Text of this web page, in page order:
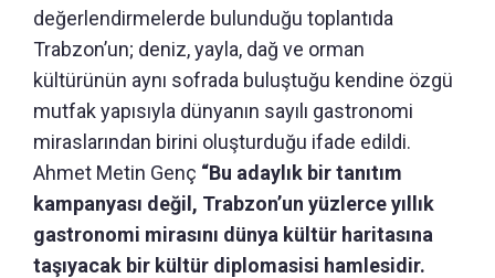
değerlendirmelerde bulunduğu toplantıda
Trabzon’un; deniz, yayla, dağ ve orman
kültürünün aynı sofrada buluştuğu kendine özgü
mutfak yapısıyla dünyanın sayılı gastronomi
miraslarından birini oluşturduğu ifade edildi.
Ahmet Metin Genç “Bu adaylık bir tanıtım
kampanyası değil, Trabzon’un yüzlerce yıllık
gastronomi mirasını dünya kültür haritasına
taşıyacak bir kültür diplomasisi hamlesidir.